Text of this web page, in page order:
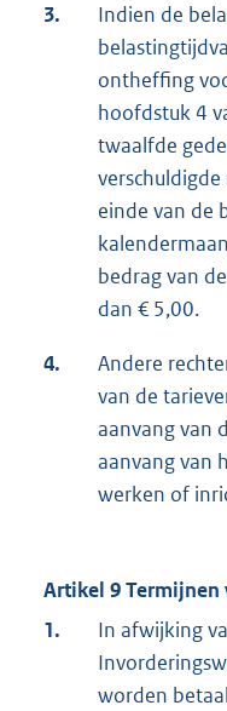
3.
Indien de
ontheffing
hoofdstuk 4
twaalfde
einde van de
bedrag van
dan € 5,00.
4.
Andere
van de
aanvang van
aanvang van
werken of
Artikel 9 Termijnen
1.
In afwijking
worden